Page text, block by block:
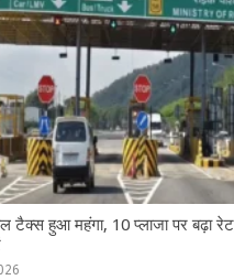
टैक्स हुआ महंगा, 10 प्लाजा पर बढ़ा